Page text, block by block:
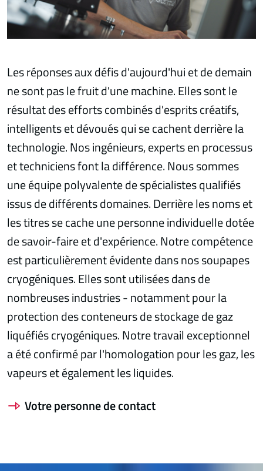
Les réponses aux défis d'aujourd'hui et de demain
ne sont pas le fruit d'une machine. Elles sont le
résultat des efforts combinés d'esprits créatifs,
intelligents et dévoués qui se cachent derrière la
technologie. Nos ingénieurs, experts en processus
et techniciens font la différence. Nous sommes
une équipe polyvalente de spécialistes qualifiés
issus de différents domaines. Derrière les noms et
les titres se cache une personne individuelle dotée
de savoir-faire et d'expérience. Notre compétence
est particulièrement évidente dans nos soupapes
cryogéniques. Elles sont utilisées dans de
nombreuses industries - notamment pour la
protection des conteneurs de stockage de gaz
liquéfiés cryogéniques. Notre travail exceptionnel
a été confirmé par l'homologation pour les gaz, les
vapeurs et également les liquides.
Votre personne de contact